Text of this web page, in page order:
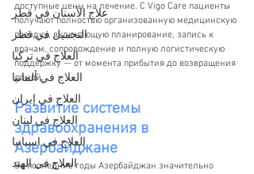
علاج الأسنان في قطر
التجميل في قطر
العلاج في تركيا
العلاج في ألمانيا
العلاج في إيران
العلاج في لبنان
العلاج في اسبانيا
العلاج في الهند
доступные цены на лечение. С Vigo Care пациенты
получают полностью организованную медицинскую
поездку, включающую планирование, запись к
врачам, сопровождение и полную логистическую
поддержку — от момента прибытия до возвращения
домой.
Развитие системы
здравоохранения в
Азербайджане
За последние годы Азербайджан значительно